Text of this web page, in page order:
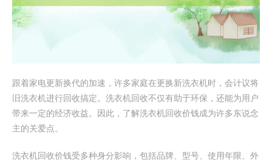
跟着家电更新换代的加速，许多家庭在更换新洗衣机时，会计议将
旧洗衣机进行回收搞定。洗衣机回收不仅有助于环保，还能为用户
带来一定的经济收益。因此，了解洗衣机回收价钱成为许多东说念
主的关爱点。
洗衣机回收价钱受多种身分影响，包括品牌、型号、使用年限、外